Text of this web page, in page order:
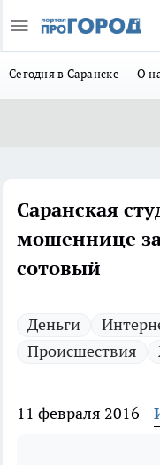
Сегодня в Саранске О
Саранская
мошеннице
сотовый
Деньги
Происшествия
11 февраля 2016